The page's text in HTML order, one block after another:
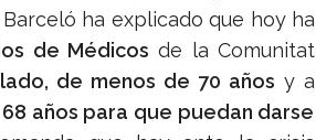
ha explicado que hoy ha
de Médicos de la Comunitat
de menos de 70 años y a
años para que puedan darse